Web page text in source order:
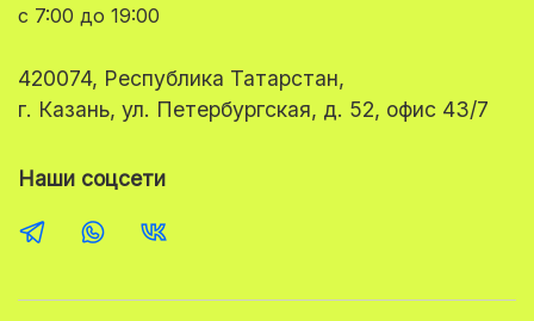
с 7:00 до 19:00
420074, Республика Татарстан,
г. Казань, ул. Петербургская, д. 52, офис 43/7
Наши соцсети